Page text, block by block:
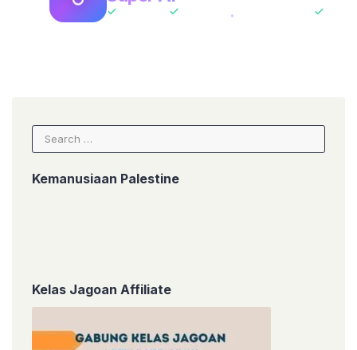
ChatGPT + Claude + Gemini
Search
for:
Kemanusiaan Palestine
Kelas Jagoan Affiliate